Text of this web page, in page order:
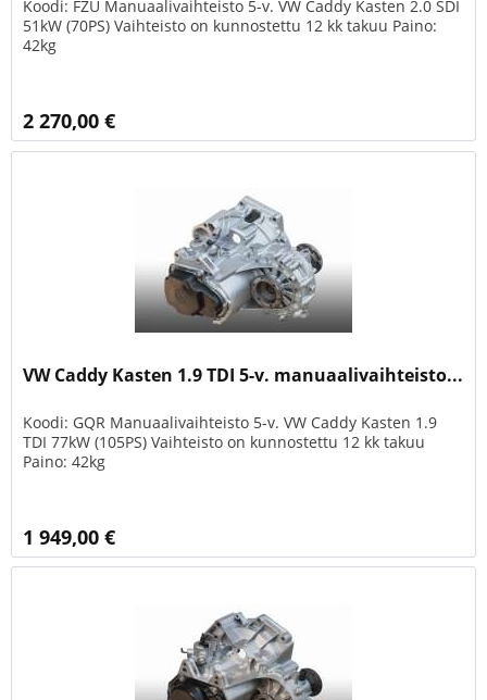
Koodi: FZU Manuaalivaihteisto 5-v. VW Caddy Kasten 2.0 SDI
51kW (70PS) Vaihteisto on kunnostettu 12 kk takuu Paino:
42kg
2 270,00 €
VW Caddy Kasten 1.9 TDI 5-v. manuaalivaihteisto...
Koodi: GQR Manuaalivaihteisto 5-v. VW Caddy Kasten 1.9
TDI 77kW (105PS) Vaihteisto on kunnostettu 12 kk takuu
Paino: 42kg
1 949,00 €